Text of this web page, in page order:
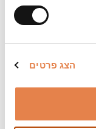
הצג פרטים